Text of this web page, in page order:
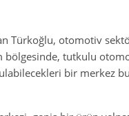
Türkoğlu, otomotiv
tutkulu
bir merkez